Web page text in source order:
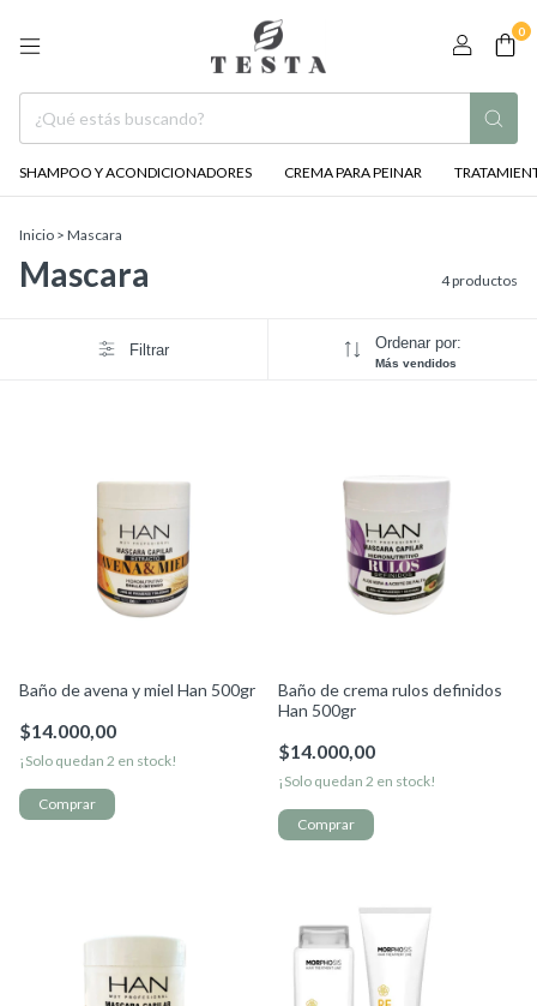
0
SHAMPOO Y ACONDICIONADORES CREMA PARA PEINAR
Inicio > Mascara
Mascara 4 productos
Filtrar Ordenar por:
Más vendidos
Baño de avena y miel Han 500gr
$14.000,00
¡Solo quedan 2 en stock!
Baño de crema rulos definidos
Han 500gr
$14.000,00
¡Solo quedan 2 en stock!